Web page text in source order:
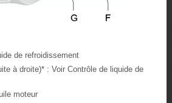
de refroidissement
à droite)* : Voir Contrôle de liquide de
moteur